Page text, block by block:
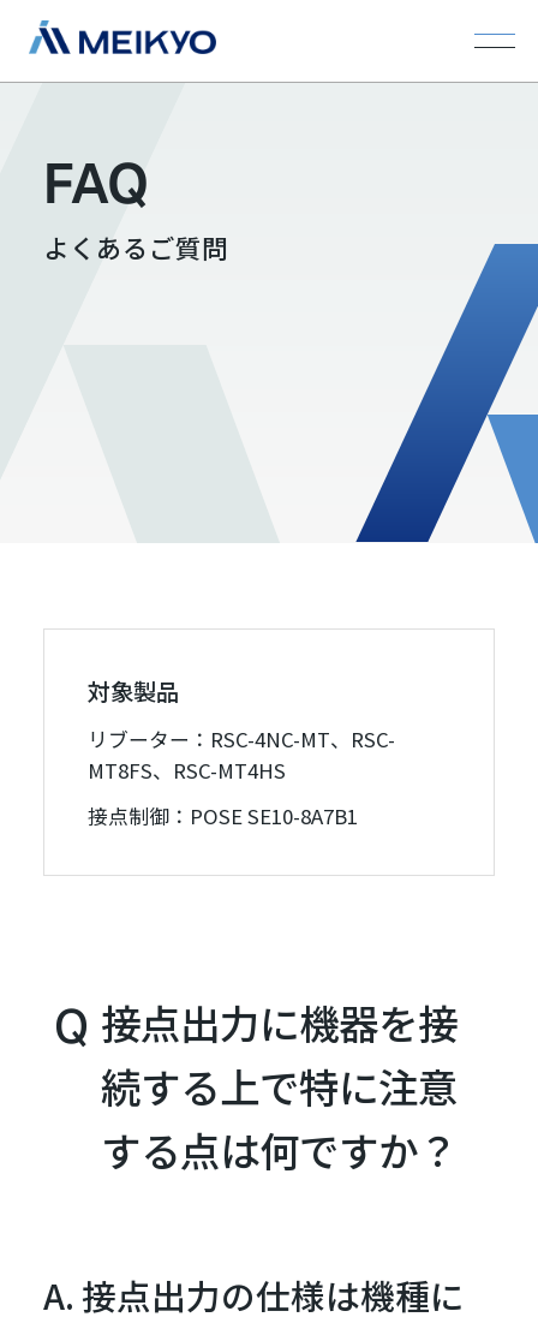
FAQ
よくあるご質問
対象製品
リブーター：RSC-4NC-MT、RSC-
MT8FS、RSC-MT4HS
接点制御：POSE SE10-8A7B1
接点出力に機器を接
続する上で特に注意
する点は何ですか？
A. 接点出力の仕様は機種に